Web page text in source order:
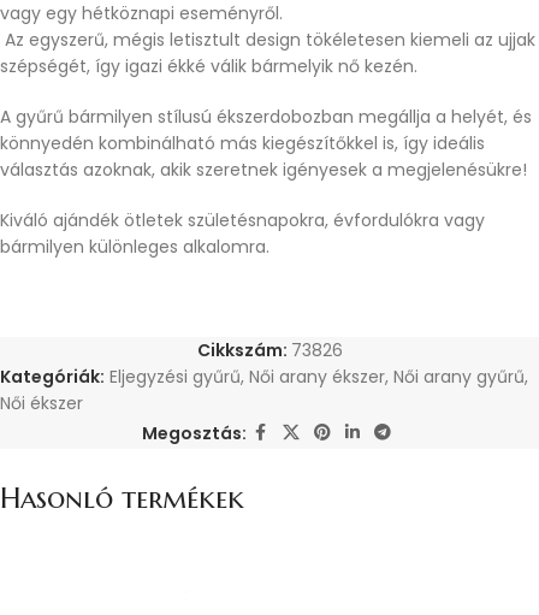
vagy egy hétköznapi eseményről.
Az egyszerű, mégis letisztult design tökéletesen kiemeli az ujjak
szépségét, így igazi ékké válik bármelyik nő kezén.
A gyűrű bármilyen stílusú ékszerdobozban megállja a helyét, és
könnyedén kombinálható más kiegészítőkkel is, így ideális
választás azoknak, akik szeretnek igényesek a megjelenésükre!
Kiváló ajándék ötletek születésnapokra, évfordulókra vagy
bármilyen különleges alkalomra.
Cikkszám: 73826
Kategóriák: Eljegyzési gyűrű, Női arany ékszer, Női arany gyűrű,
Női ékszer
Megosztás:
Hasonló termékek